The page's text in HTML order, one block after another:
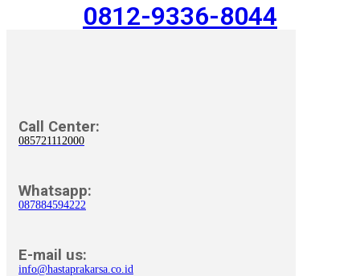
0812-9336-8044
Call Center:
085721112000
Whatsapp:
087884594222
E-mail us:
info@hastaprakarsa.co.id